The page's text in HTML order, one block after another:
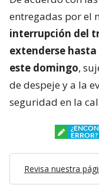
entregadas por el
interrupción del
extenderse hasta
este domingo,
de despeje y a la
seguridad en la
ERROR?
Revisa nuestra